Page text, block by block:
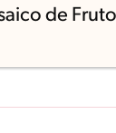
de